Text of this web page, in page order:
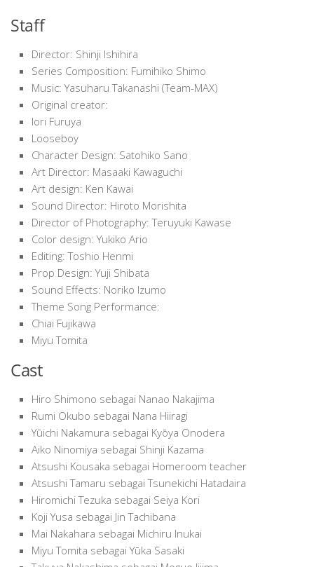
Staff
Director: Shinji Ishihira
Series Composition: Fumihiko Shimo
Music: Yasuharu Takanashi (Team-MAX)
Original creator:
Iori Furuya
Looseboy
Character Design: Satohiko Sano
Art Director: Masaaki Kawaguchi
Art design: Ken Kawai
Sound Director: Hiroto Morishita
Director of Photography: Teruyuki Kawase
Color design: Yukiko Ario
Editing: Toshio Henmi
Prop Design: Yuji Shibata
Sound Effects: Noriko Izumo
Theme Song Performance:
Chiai Fujikawa
Miyu Tomita
Cast
Hiro Shimono sebagai Nanao Nakajima
Rumi Okubo sebagai Nana Hiiragi
Yūichi Nakamura sebagai Kyōya Onodera
Aiko Ninomiya sebagai Shinji Kazama
Atsushi Kousaka sebagai Homeroom teacher
Atsushi Tamaru sebagai Tsunekichi Hatadaira
Hiromichi Tezuka sebagai Seiya Kori
Koji Yusa sebagai Jin Tachibana
Mai Nakahara sebagai Michiru Inukai
Miyu Tomita sebagai Yūka Sasaki